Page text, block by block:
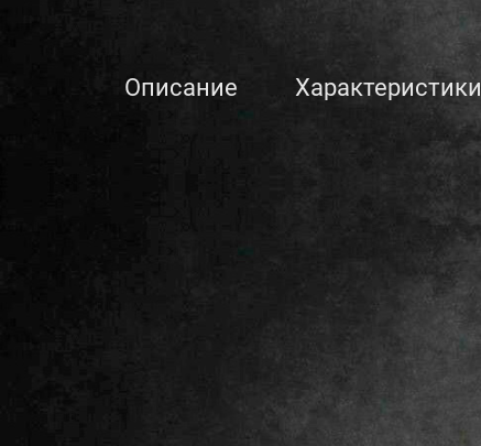
Описание Характеристики